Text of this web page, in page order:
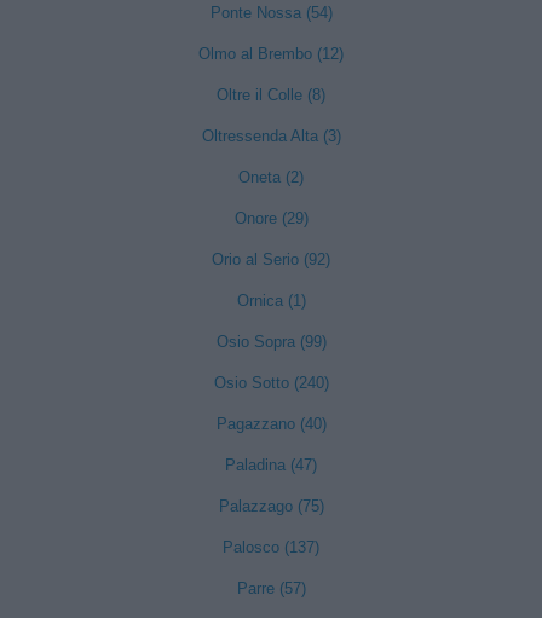
Ponte Nossa (54)
Olmo al Brembo (12)
Oltre il Colle (8)
Oltressenda Alta (3)
Oneta (2)
Onore (29)
Orio al Serio (92)
Ornica (1)
Osio Sopra (99)
Osio Sotto (240)
Pagazzano (40)
Paladina (47)
Palazzago (75)
Palosco (137)
Parre (57)